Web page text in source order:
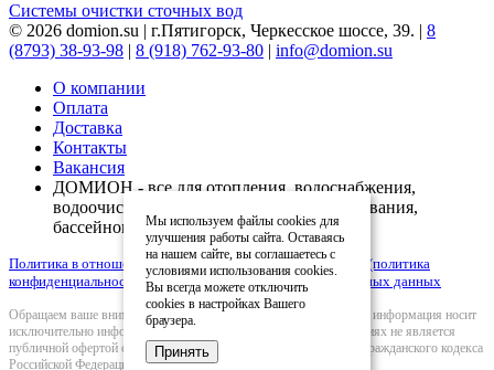
Системы очистки сточных вод
© 2026 domion.su | г.Пятигорск, Черкесское шоссе, 39. | 8
(8793) 38-93-98 | 8 (918) 762-93-80 | info@domion.su
О компании
Оплата
Доставка
Контакты
Вакансия
ДОМИОН - все для отопления, водоснабжения,
водоочистки, вентиляции, кондиционирования,
бассейнов
Политика в отношении обработки персональных данных (политика
конфиденциальности) |Согласие на обработку персональных данных
Обращаем ваше внимание на то, что вся представленная на сайте информация носит
исключительно информационный характер и ни при каких условиях не является
публичной офертой определяемой положениями Статьи 437(2) Гражданского кодекса
Российской Федерации.
Мы используем файлы cookies для
улучшения работы сайта. Оставаясь
на нашем сайте, вы соглашаетесь с
условиями использования cookies.
Вы всегда можете отключить
cookies в настройках Вашего
браузера.
Принять